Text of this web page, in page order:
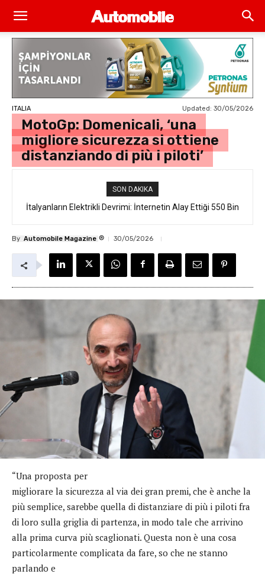
ITALIA Updated: 30/05/2026
MotoGp: Domenicali, ‘una
migliore sicurezza si ottiene
distanziando di più i piloti’
SON DAKIKA
İtalyanların Elektrikli Devrimi: İnternetin Alay Ettiği 550 Bin
By Automobile Magazine ® 30/05/2026
“Una proposta per
migliorare la sicurezza al via dei gran premi, che è anche la
più semplice, sarebbe quella di distanziare di più i piloti fra
di loro sulla griglia di partenza, in modo tale che arrivino
alla prima curva più scaglionati. Questa non è una cosa
particolarmente complicata da fare, so che ne stanno
parlando e